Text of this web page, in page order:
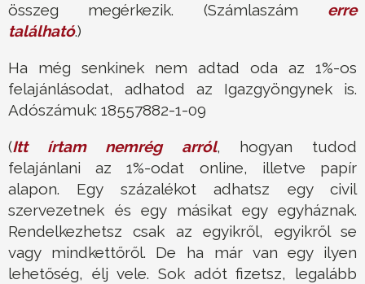
összeg megérkezik. (Számlaszám erre
található.)
Ha még senkinek nem adtad oda az 1%-os
felajánlásodat, adhatod az Igazgyöngynek is.
Adószámuk: 18557882-1-09
(Itt írtam nemrég arról, hogyan tudod
felajánlani az 1%-odat online, illetve papír
alapon. Egy százalékot adhatsz egy civil
szervezetnek és egy másikat egy egyháznak.
Rendelkezhetsz csak az egyikről, egyikről se
vagy mindkettőről. De ha már van egy ilyen
lehetőség, élj vele. Sok adót fizetsz, legalább